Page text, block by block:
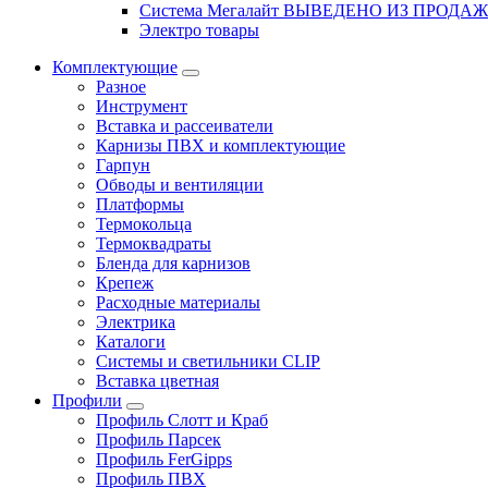
Система Мегалайт ВЫВЕДЕНО ИЗ
Электро товары
Комплектующие
Разное
Инструмент
Вставка и рассеиватели
Карнизы ПВХ и комплектующие
Гарпун
Обводы и вентиляции
Платформы
Термокольца
Термоквадраты
Бленда для карнизов
Крепеж
Расходные материалы
Электрика
Каталоги
Системы и светильники CLIP
Вставка цветная
Профили
Профиль Слотт и Краб
Профиль Парсек
Профиль FerGipps
Профиль ПВХ